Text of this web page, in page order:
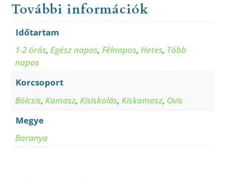
További információk
Időtartam
1-2 órás,Egész napos,Félnapos,Hetes, Több
napos
Korcsoport
Bölcsis, Kamasz, Kisiskolás, Kiskamasz, Ovis
Megye
Baranya